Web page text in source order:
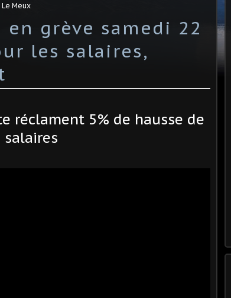
Meux
grève samedi 22
les salaires,
réclament 5% de hausse de
salaires